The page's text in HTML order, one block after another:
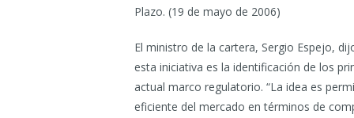
Plazo. (19 de mayo de 2006)
El ministro de la cartera, Sergio Espejo,
esta iniciativa es la identificación de los
actual marco regulatorio. “La idea es
eficiente del mercado en términos de